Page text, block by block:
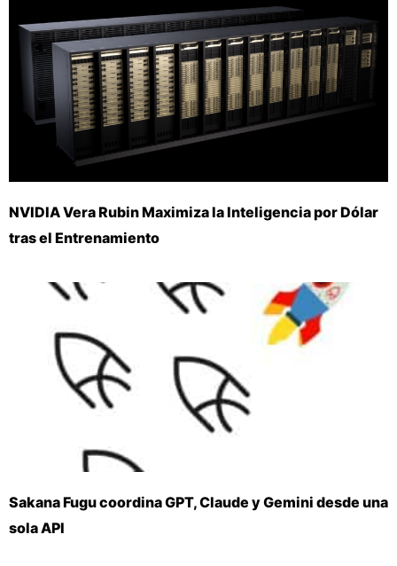
NVIDIA Vera Rubin Maximiza la Inteligencia por Dólar
tras el Entrenamiento
Sakana Fugu coordina GPT, Claude y Gemini desde una
sola API